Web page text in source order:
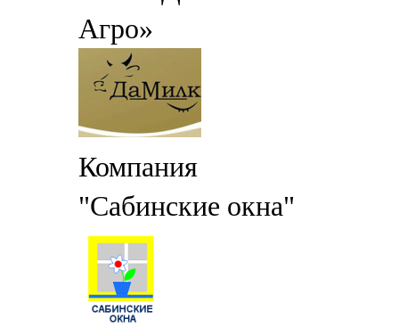
Агро»
Компания
"Сабинские окна"